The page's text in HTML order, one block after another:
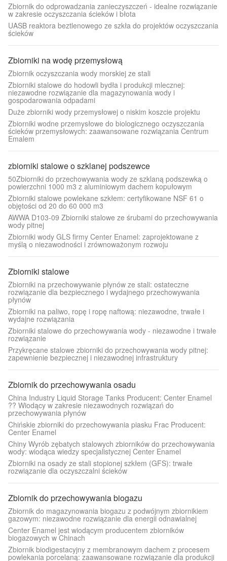
Zbiornik do odprowadzania zanieczyszczeń - idealne rozwiązanie
w zakresie oczyszczania ścieków i błota
UASB reaktora beztlenowego ze szkła do projektów oczyszczania
ścieków
Zbiorniki na wodę przemysłową
Zbiornik oczyszczania wody morskiej ze stali
Zbiorniki stalowe do hodowli bydła i produkcji mlecznej:
niezawodne rozwiązanie dla magazynowania wody i
gospodarowania odpadami
Duże zbiorniki wody przemysłowej o niskim koszcie projektu
Zbiorniki wodne przemysłowe do biologicznego oczyszczania
ścieków przemysłowych: zaawansowane rozwiązania Centrum
Emalem
zbiorniki stalowe o szklanej podszewce
50Zbiorniki do przechowywania wody ze szklaną podszewką o
powierzchni 1000 m3 z aluminiowym dachem kopułowym
Zbiorniki stalowe powlekane szkłem: certyfikowane NSF 61 o
objętości od 20 do 60 000 m3
AWWA D103-09 Zbiorniki stalowe ze śrubami do przechowywania
wody pitnej
Zbiorniki wody GLS firmy Center Enamel: zaprojektowane z
myślą o niezawodności i zrównoważonym rozwoju
Zbiorniki stalowe
Zbiorniki na przechowywanie płynów ze stali: ostateczne
rozwiązanie dla bezpiecznego i wydajnego przechowywania
płynów
Zbiorniki na paliwo, ropę i ropę naftową: niezawodne, trwałe i
wydajne rozwiązania
Zbiorniki stalowe do przechowywania wody - niezawodne i trwałe
rozwiązanie
Przykręcane stalowe zbiorniki do przechowywania wody pitnej:
zapewnienie bezpiecznej i niezawodnej infrastruktury
Zbiornik do przechowywania osadu
China Industry Liquid Storage Tanks Producent: Center Enamel
?? Wiodący w zakresie niezawodnych rozwiązań do
przechowywania płynów
Chińskie zbiorniki do przechowywania piasku Frac Producent:
Center Enamel
Chiny Wyrób zębatych stalowych zbiorników do przechowywania
wody: wiodąca wiedzy specjalistycznej Center Enamel
Zbiorniki na osady ze stali stopionej szkłem (GFS): trwałe
rozwiązanie dla oczyszczalni ścieków
Zbiornik do przechowywania biogazu
Zbiornik do magazynowania biogazu z podwójnym zbiornikiem
gazowym: niezawodne rozwiązanie dla energii odnawialnej
Center Enamel jest wiodącym producentem zbiorników
biogazowych w Chinach
Zbiornik biodigestacyjny z membranowym dachem z procesem
powlekania porcelaną: zaawansowane rozwiązanie dla produkcji